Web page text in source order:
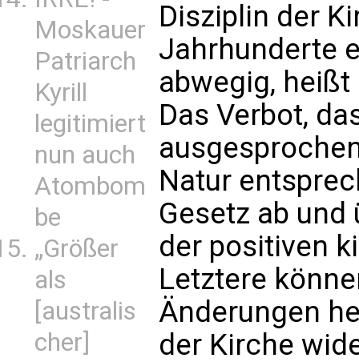
Moskauer
Patriarch
Kyrill
legitimiert
nun auch
Atombom
be
„Größer
als
[australis
cher]
Disziplin der
Jahrhunderte
abwegig,
Das Verbot,
Natur
Gesetz ab
der positiven
Letztere
Änderungen
der Kirche